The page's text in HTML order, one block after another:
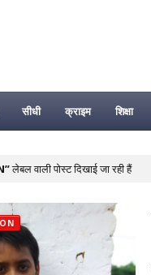
सीधी क्राइम शिक्षा
लेबल वाली पोस्ट दिखाई जा रही हैं